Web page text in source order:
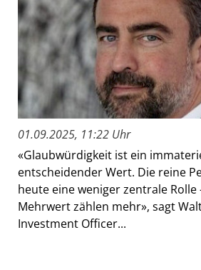
01.09.2025, 11:22 Uhr
«Glaubwürdigkeit ist ein
entscheidender Wert. Die reine
heute eine weniger zentrale
Mehrwert zählen mehr», sagt
Investment Officer...